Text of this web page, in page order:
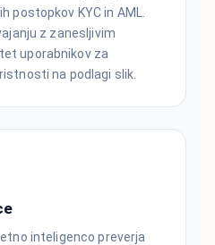
postopkov KYC in AML.
z zanesljivim
uporabnikov za
na podlagi slik.
inteligenco preverja